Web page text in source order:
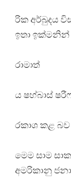
රික අර්බුදය
ඉතා
රාමාත්
ය ෂහ්බාස්
රකාශ කළ බව
මෙම සාම
අමරිකානු